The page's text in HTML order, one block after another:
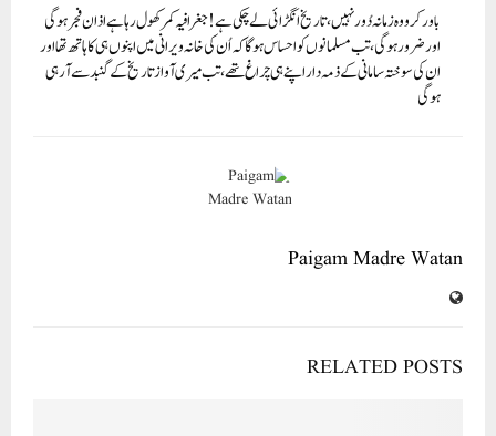
باور کرو وہ زمانہ دُور نہیں، تاریخ انگڑائی لے چکی ہے! جغرافیہ کمر کھول رہا ہے اذان فجر ہوگی
اور ضرور ہوگی، تب مسلمانوں کو احساس ہوگا کہ اُن کی خانہ ویرانی میں اپنوں ہی کا ہاتھ تھا اور
ان کی سوختہ سامانی کے ذمہ دار اپنے ہی چراغ تھے، تب میری آواز تاریخ کے گنبد سے آرہی
ہوگی
Paigam Madre Watan
RELATED POSTS